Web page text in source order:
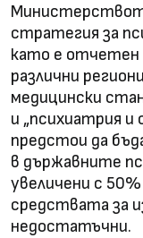
стратегия за
като е отчетен
различни
медицински
и „психиатрия и
предстои да
в държавните
увеличени с
средствата за
недостатъчни.